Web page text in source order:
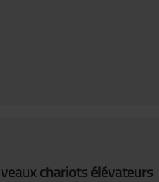
chariots élévateurs